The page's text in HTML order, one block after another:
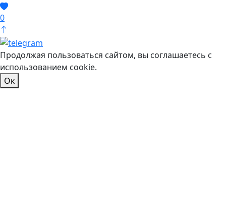
0
Продолжая пользоваться сайтом, вы соглашаетесь с
использованием cookie.
Ок